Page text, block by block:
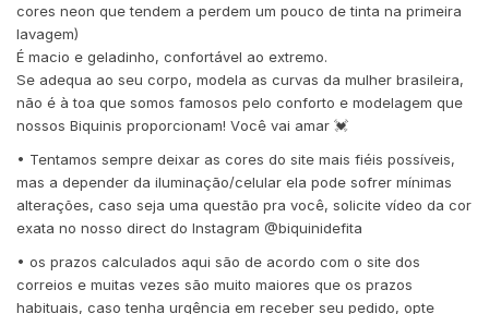
cores neon que tendem a perdem um pouco de tinta na primeira
lavagem)
É macio e geladinho, confortável ao extremo.
Se adequa ao seu corpo, modela as curvas da mulher brasileira,
não é à toa que somos famosos pelo conforto e modelagem que
nossos Biquinis proporcionam! Você vai amar 💓
• Tentamos sempre deixar as cores do site mais fiéis possíveis,
mas a depender da iluminação/celular ela pode sofrer mínimas
alterações, caso seja uma questão pra você, solicite vídeo da cor
exata no nosso direct do Instagram @biquinidefita
• os prazos calculados aqui são de acordo com o site dos
correios e muitas vezes são muito maiores que os prazos
habituais, caso tenha urgência em receber seu pedido, opte